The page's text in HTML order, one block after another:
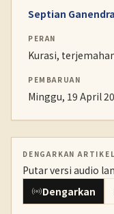
Septian
PERAN
Kurasi,
PEMBARUAN
Minggu, 19 April
DENGARKAN ARTIKEL
Putar versi audio
Dengarkan